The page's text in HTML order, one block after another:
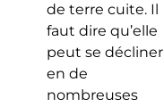
de terre cuite. Il
faut dire qu’elle
peut se décliner
en de
nombreuses